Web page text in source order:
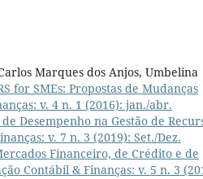
Marques dos Anjos, Umbelina
for SMEs: Propostas de Mudanças
v. 4 n. 1 (2016): jan./abr.
Desempenho na Gestão de
v. 7 n. 3 (2019): Set./Dez.
Financeiro, de Crédito e de
Contábil & Finanças: v. 5 n. 3